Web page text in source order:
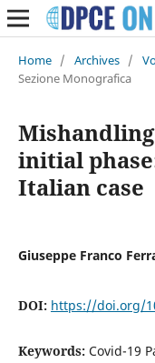
Home / Archives /
Sezione Monografica
initial
Italian case
Giuseppe Franco
DOI: https://doi.org/
Keywords: Covid-19